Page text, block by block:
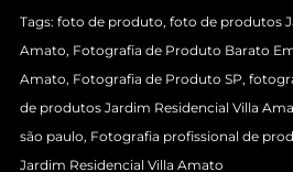
Tags: foto de produto,foto de produtos
Amato, Fotografia de Produto Barato
Amato, Fotografia de Produto SP,
de produtos Jardim Residencial Villa
são paulo, Fotografia profissional de
Jardim Residencial Villa Amato